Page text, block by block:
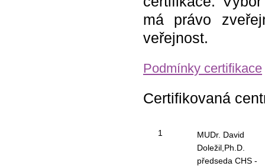
má právo
veřejnost.
Podmínky certifikace
Certifikovaná
1
MUDr. David
Doležil,Ph.D.
předseda CHS -